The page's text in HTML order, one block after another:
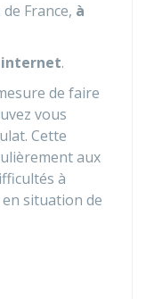
France, à
internet.
de faire
vous
Cette
aux
à
situation de